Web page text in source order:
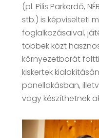
(pl. Pilis Parkerdő,
stb.) is képviselteti
foglalkozásaival,
többek közt
környezetbarát
kiskertek
panellakásban,
vagy készíthetnek